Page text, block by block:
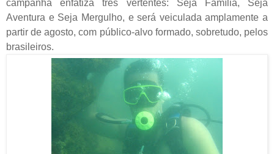
campanha enfatiza três vertentes: Seja Família, Seja
Aventura e Seja Mergulho, e será veiculada amplamente a
partir de agosto, com público-alvo formado, sobretudo, pelos
brasileiros.